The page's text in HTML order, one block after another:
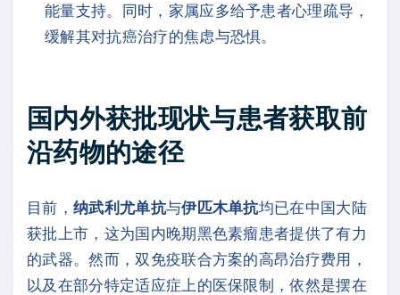
能量支持。同时，家属应多给予患者心理疏导，
缓解其对抗癌治疗的焦虑与恐惧。
国内外获批现状与患者获取前
沿药物的途径
目前， 纳武利尤单抗与伊匹木单抗均已在中国大陆
获批上市，这为国内晚期黑色素瘤患者提供了有力
的武器。然而，双免疫联合方案的高昂治疗费用，
以及在部分特定适应症上的医保限制，依然是摆在